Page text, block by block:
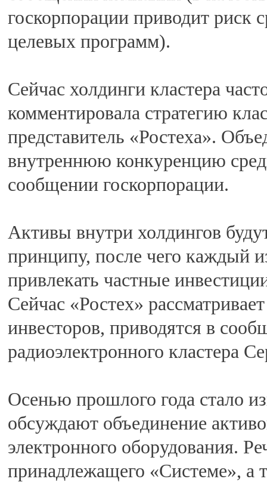
госкорпорации приводит риск
целевых программ).
Сейчас холдинги кластера
комментировала стратегию
представитель «Ростеха».
внутреннюю конкуренцию
сообщении госкорпорации.
Активы внутри холдингов
принципу, после чего каждый
привлекать частные
Сейчас «Ростех»
инвесторов, приводятся в
радиоэлектронного кластера
Осенью прошлого года стало
обсуждают объединение
электронного оборудования.
принадлежащего «Системе», а